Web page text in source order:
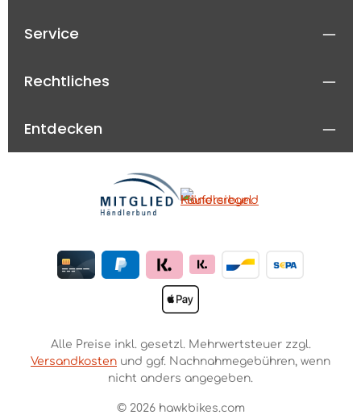
Service
Rechtliches
Entdecken
© 2026 hawkbikes.com
Alle Preise inkl. gesetzl. Mehrwertsteuer zzgl.
Versandkosten und ggf. Nachnahmegebühren, wenn
nicht anders angegeben.